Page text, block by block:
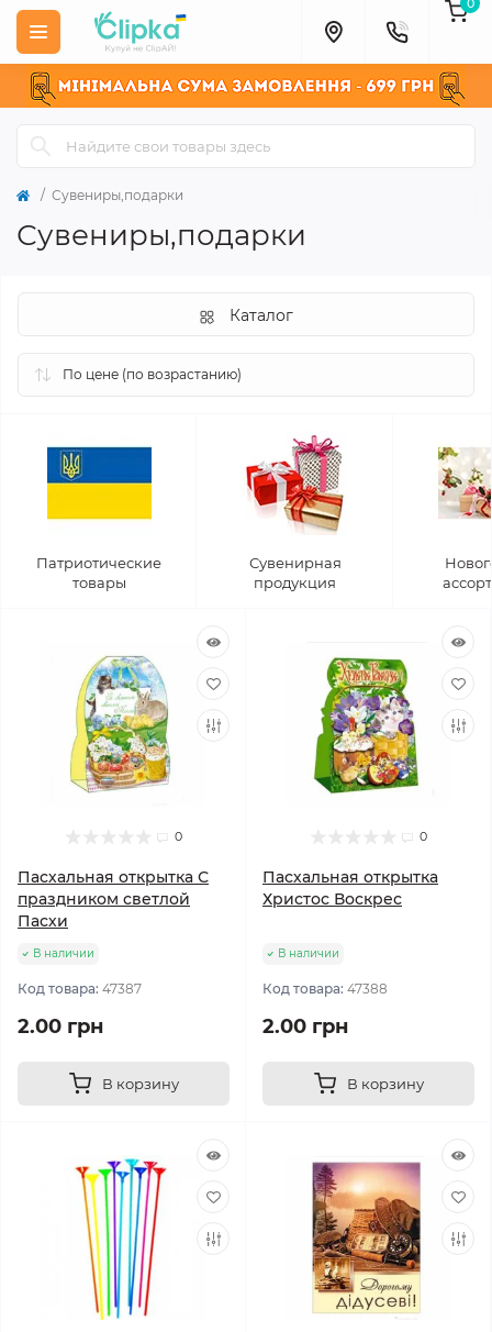
Сувениры,подарки
Сувениры,подарки
Каталог
Патриотические
товары
Сувенирная
продукция
0
Пасхальная открытка С
праздником светлой
Пасхи
В наличии
Код товара: 47387
2.00 грн
В корзину
0
Пасхальная открытка
Христос Воскрес
В наличии
Код товара: 47388
2.00 грн
В корзину